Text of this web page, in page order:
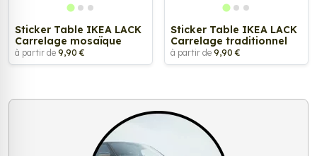
Sticker Table IKEA LACK
Carrelage mosaïque
à partir de 9,90 €
Sticker Table IKEA LACK
Carrelage traditionnel
à partir de 9,90 €